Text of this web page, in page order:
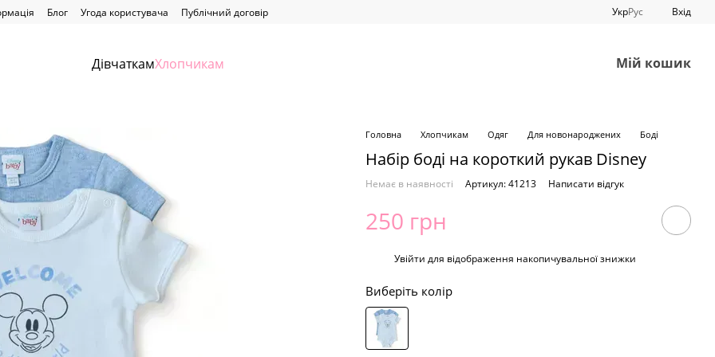
Блог Угода користувача Публічний договір УкрРус Вхід
ДівчаткамХлопчикам Мій кошик
Головна Хлопчикам Одяг Для новонароджених Боді
Набір боді на короткий рукав Disney
Немає в наявності Артикул: 41213 Написати відгук
250 грн
Увійти для відображення накопичувальної знижки
Виберіть колір